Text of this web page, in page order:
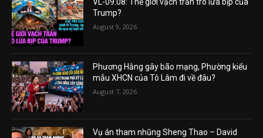
Trump?
August 9, 2026
Phương Hằng gây bão mạng, Phường kiểu
mẫu XHCN của Tô Lâm đi về đâu?
August 7, 2026
Vụ án tham nhũng Sheng Thao – David